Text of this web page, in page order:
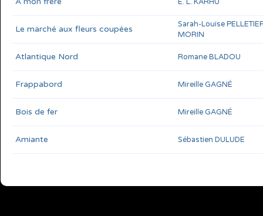
Le marché aux fleurs coupées
Sarah-Louise
MORIN
Atlantique Nord Romane BLADOU
Frappabord Mireille GAGNÉ
Bois de fer Mireille GAGNÉ
Amiante Sébastien DULUDE